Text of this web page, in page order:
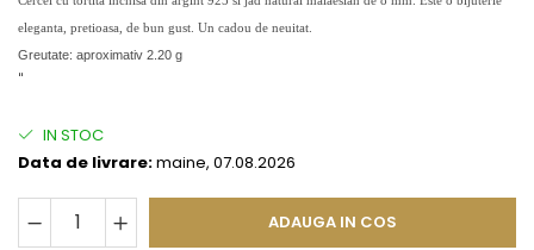
eleganta, pretioasa, de bun gust. Un cadou de neuitat.
Greutate: aproximativ 2.20 g
"
IN STOC
Data de livrare:maine, 07.08.2026
ADAUGA IN COS